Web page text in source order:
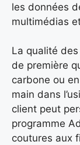
les données
multimédias
La qualité
de première
carbone ou
main dans
client peut
programme
coutures aux